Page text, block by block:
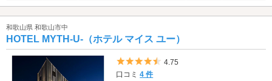
和歌山県 和歌山市中
HOTEL MYTH-U-（ホテル マイス ユー）
5つ星のうち4.5
4.75
口コミ4 件